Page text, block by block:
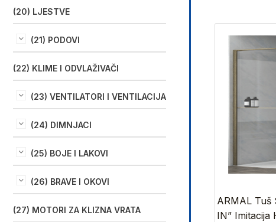
(20) LJESTVE
(21) PODOVI
(22) KLIME I ODVLAŽIVAČI
(23) VENTILATORI I VENTILACIJA
(24) DIMNJACI
(25) BOJE I LAKOVI
(26) BRAVE I OKOVI
(27) MOTORI ZA KLIZNA VRATA
ARMAL Tuš
IN” Imitacija